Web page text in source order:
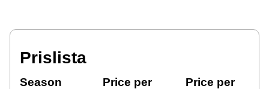
Prislista
Season
Price per
Price per